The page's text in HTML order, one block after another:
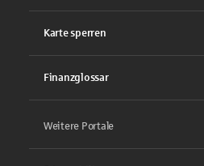
Karte sperren
Finanzglossar
Weitere Portale